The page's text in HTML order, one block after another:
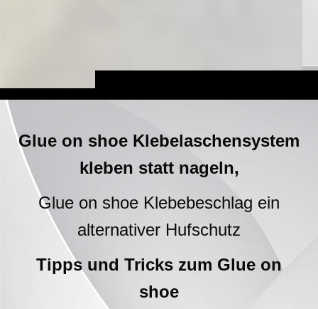
Glue on shoe Klebelaschensystem
kleben statt nageln,
Glue on shoe Klebebeschlag ein
alternativer Hufschutz
Tipps und Tricks zum Glue on
shoe